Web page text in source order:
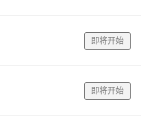
即将开始
即将开始